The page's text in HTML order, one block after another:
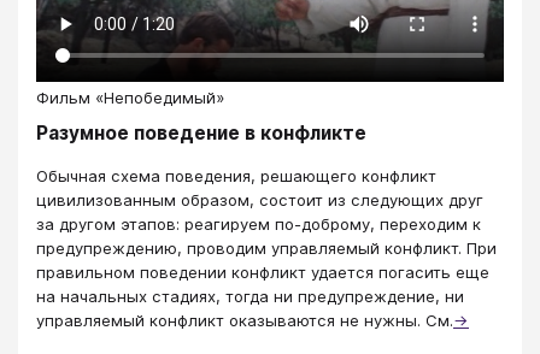
Фильм «Непобедимый»
Разумное поведение в конфликте
Обычная схема поведения, решающего конфликт
цивилизованным образом, состоит из следующих друг
за другом этапов: реагируем по-доброму, переходим к
предупреждению, проводим управляемый конфликт. При
правильном поведении конфликт удается погасить еще
на начальных стадиях, тогда ни предупреждение, ни
управляемый конфликт оказываются не нужны. См.→